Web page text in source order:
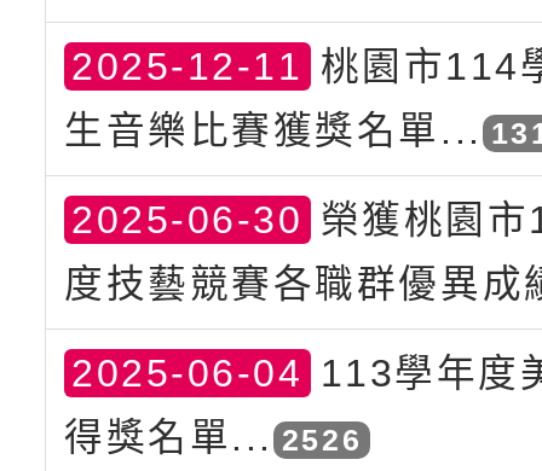
2025-12-11 桃園市114
生音樂比賽獲獎名單...
2025-06-30 榮獲桃園
度技藝競賽各職群優異成
2025-06-04 113學年度
得獎名單... 2526